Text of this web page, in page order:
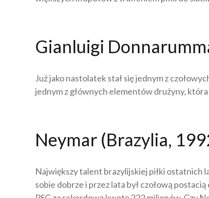
Gianluigi
Już jako nastolatek stał się jednym z
jednym z głównych elementów drużyny,
Neymar (Brazylia,
Największy talent brazylijskiej piłki ostatnich
sobie dobrze i przez lata był czołową